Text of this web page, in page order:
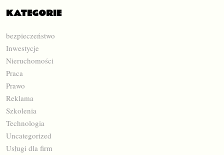
KATEGORIE
bezpieczeństwo
Inwestycje
Nieruchomości
Praca
Prawo
Reklama
Szkolenia
Technologia
Uncategorized
Usługi dla firm